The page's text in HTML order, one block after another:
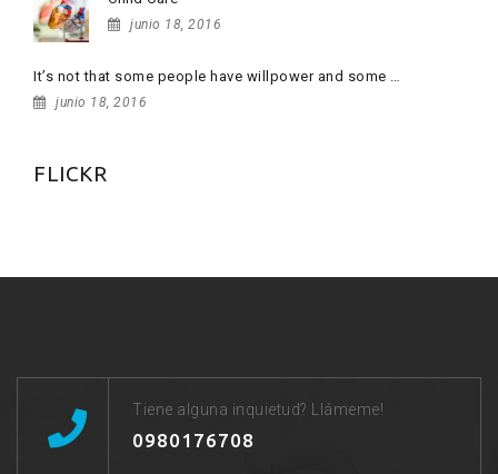
junio 18, 2016
It’s not that some people have willpower and some …
junio 18, 2016
FLICKR
Tiene alguna inquietud? Llámeme!
0980176708